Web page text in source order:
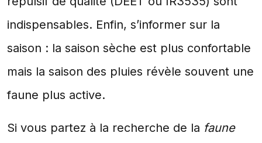
indispensables. Enfin, s’informer sur la
saison : la saison sèche est plus confortable
mais la saison des pluies révèle souvent une
faune plus active.
Si vous partez à la recherche de la faune